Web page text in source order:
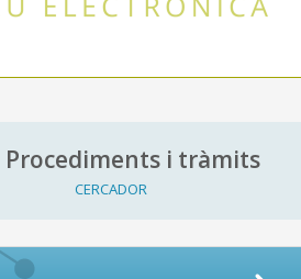
Procediments i tràmits
CERCADOR